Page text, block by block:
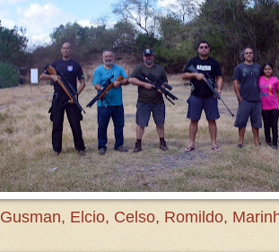
Gusman, Elcio, Celso, Romildo,